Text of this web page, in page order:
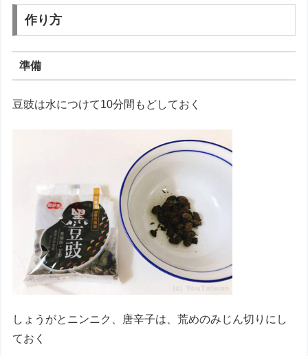
作り方
準備
豆豉は水につけて10分間もどしておく
しょうがとニンニク、唐辛子は、荒めのみじん切りにし
ておく